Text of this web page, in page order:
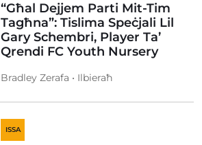
“Għal Dejjem Parti Mit-Tim
Tagħna”: Tislima Speċjali Lil
Gary Schembri, Player Ta’
Qrendi FC Youth Nursery
Bradley Zerafa • Ilbieraħ
ISSA